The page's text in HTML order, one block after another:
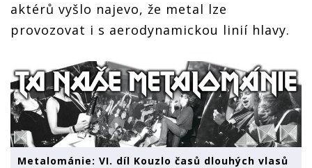
aktérů vyšlo najevo, že metal lze
provozovat i s aerodynamickou linií hlavy.
Metalománie: VI. díl Kouzlo časů dlouhých vlasů